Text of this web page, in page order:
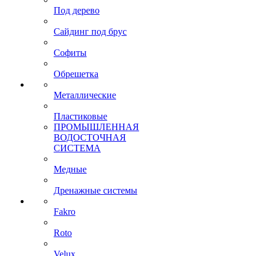
Под дерево
Сайдинг под брус
Софиты
Обрешетка
Металлические
Пластиковые
ПРОМЫШЛЕННАЯ
ВОДОСТОЧНАЯ
СИСТЕМА
Медные
Дренажные системы
Fakro
Roto
Velux